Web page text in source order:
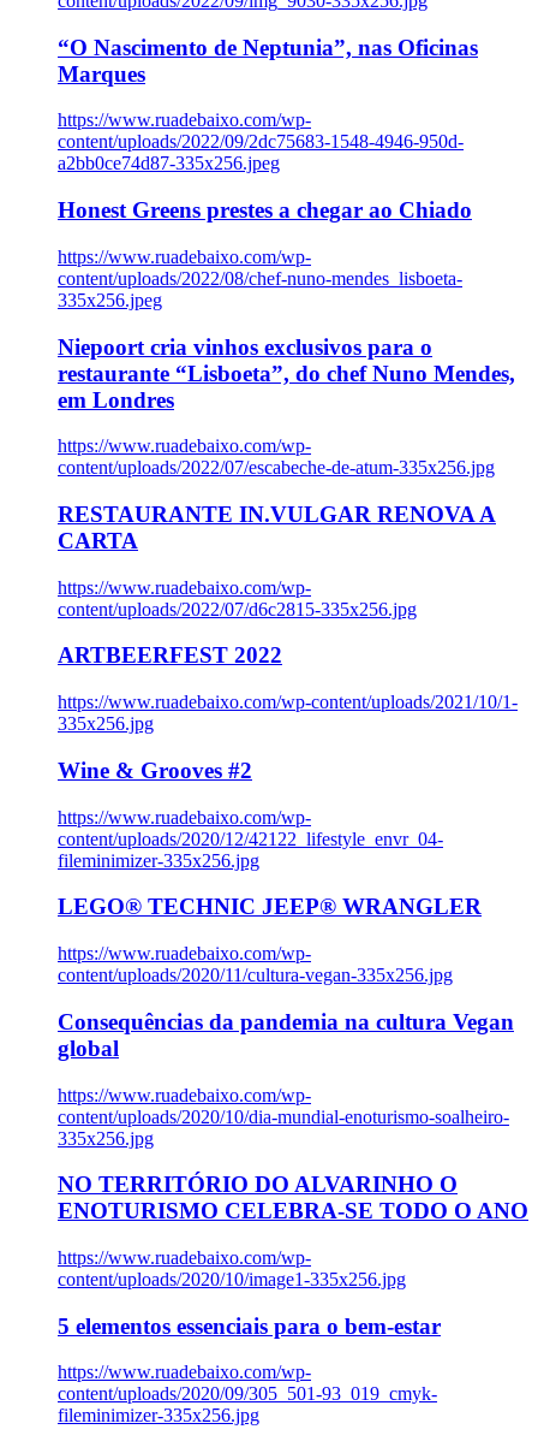
“O Nascimento de Neptunia”, nas Oficinas
Marques
https://www.ruadebaixo.com/wp-
content/uploads/2022/09/2dc75683-1548-4946-950d-
a2bb0ce74d87-335x256.jpeg
Honest Greens prestes a chegar ao Chiado
https://www.ruadebaixo.com/wp-
content/uploads/2022/08/chef-nuno-mendes_lisboeta-
335x256.jpeg
Niepoort cria vinhos exclusivos para o
restaurante “Lisboeta”, do chef Nuno Mendes,
em Londres
https://www.ruadebaixo.com/wp-
content/uploads/2022/07/escabeche-de-atum-335x256.jpg
RESTAURANTE IN.VULGAR RENOVA A
CARTA
https://www.ruadebaixo.com/wp-
content/uploads/2022/07/d6c2815-335x256.jpg
ARTBEERFEST 2022
https://www.ruadebaixo.com/wp-content/uploads/2021/10/1-
335x256.jpg
Wine & Grooves #2
https://www.ruadebaixo.com/wp-
content/uploads/2020/12/42122_lifestyle_envr_04-
fileminimizer-335x256.jpg
LEGO® TECHNIC JEEP® WRANGLER
https://www.ruadebaixo.com/wp-
content/uploads/2020/11/cultura-vegan-335x256.jpg
Consequências da pandemia na cultura Vegan
global
https://www.ruadebaixo.com/wp-
content/uploads/2020/10/dia-mundial-enoturismo-soalheiro-
335x256.jpg
NO TERRITÓRIO DO ALVARINHO O
ENOTURISMO CELEBRA-SE TODO O ANO
https://www.ruadebaixo.com/wp-
content/uploads/2020/10/image1-335x256.jpg
5 elementos essenciais para o bem-estar
https://www.ruadebaixo.com/wp-
content/uploads/2020/09/305_501-93_019_cmyk-
fileminimizer-335x256.jpg